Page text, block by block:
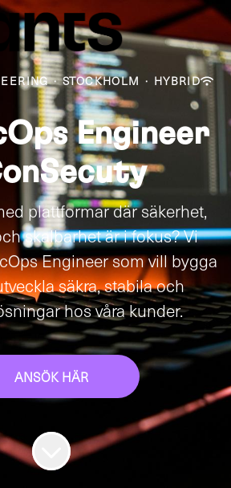
· STOCKHOLM · HYBRID
Engineer
plattformar där säkerhet,
skalbarhet är i fokus? Vi
Engineer som vill bygga
säkra, stabila och
hos våra kunder.
ANSÖK HÄR